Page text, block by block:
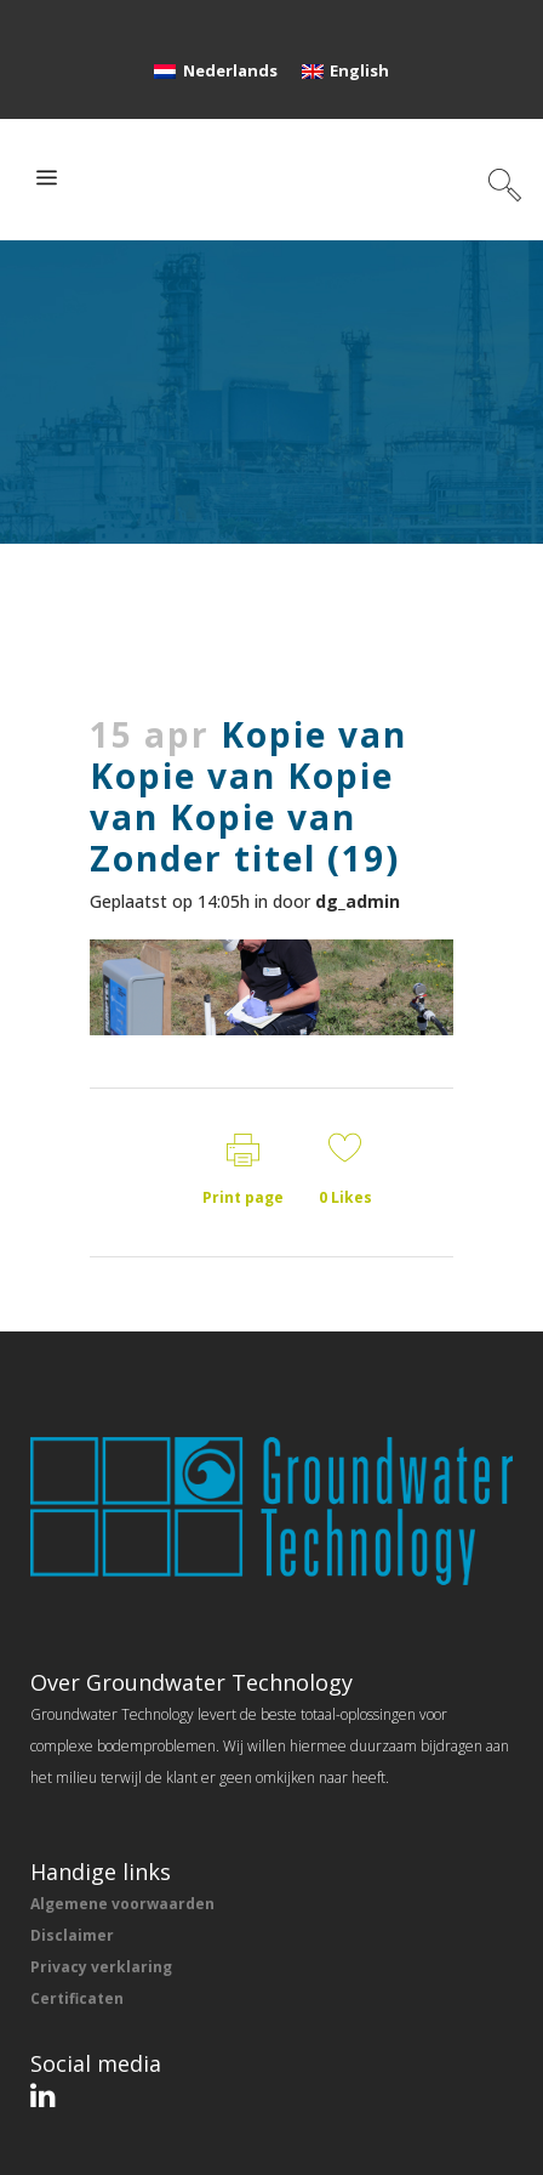
Nederlands English
15 apr Kopie van
Kopie van Kopie
van Kopie van
Zonder titel (19)
Geplaatst op 14:05h in door dg_admin
Print page 0Likes
Over Groundwater Technology
Groundwater Technology levert de beste totaal-oplossingen voor
complexe bodemproblemen. Wij willen hiermee duurzaam bijdragen aan
het milieu terwijl de klant er geen omkijken naar heeft.
Handige links
Algemene voorwaarden
Disclaimer
Privacy verklaring
Certificaten
Social media